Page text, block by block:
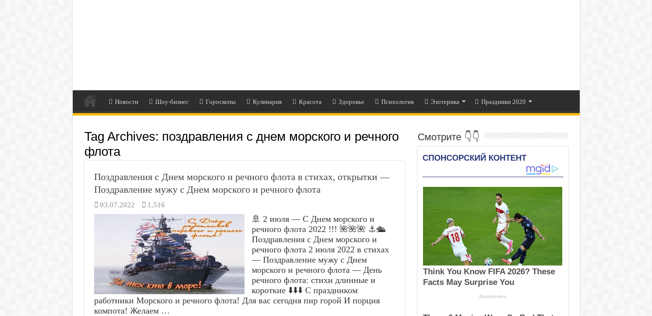
Новости Шоу-бизнес Гороскопы Кулинария Красота Здоровье Психология Эзотерика Праздники 2020
Tag Archives: поздравления с днем морского и речного
флота
Поздравления с Днем морского и речного флота в стихах, открытки —
Поздравление мужу с Днем морского и речного флота
03.07.2022 1,516
🚢 2 июля — С Днем морского и
речного флота 2022 !!! 🌺🌺🌺 ⚓🛳️
Поздравления с Днем морского и
речного флота 2 июля 2022 в стихах
— Поздравление мужу с Днем
морского и речного флота — День
речного флота: стихи длинные и
короткие ⬇️⬇️⬇️ С праздником
работники Морского и речного флота! Для вас сегодня пир горой И порция
компота! Желаем …
Смотрите 👇👇